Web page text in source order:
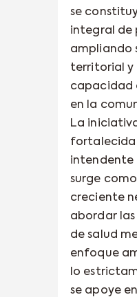
se
integral de
ampliando
territorial y
capacidad
en la
La
fortalecida
intendente
surge
creciente
abordar
de salud
enfoque
lo
se apoye